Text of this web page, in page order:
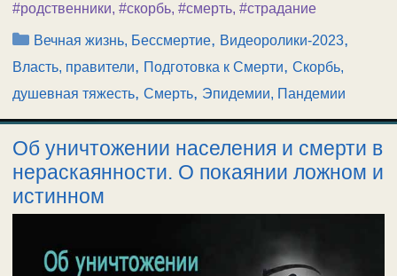
#родственники, #скорбь, #смерть, #страдание
Рубрики
Вечная жизнь, Бессмертие, Видеоролики-2023,
Власть, правители, Подготовка к Смерти, Скорбь,
душевная тяжесть, Смерть, Эпидемии, Пандемии
Об уничтожении населения и смерти в
нераскаянности. О покаянии ложном и
истинном